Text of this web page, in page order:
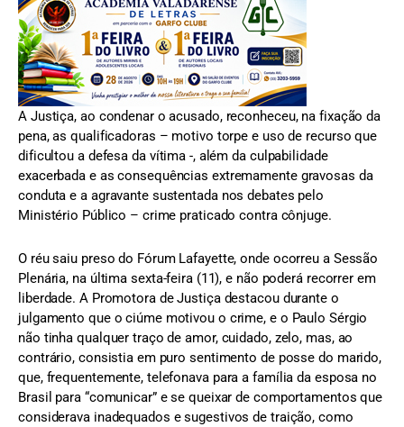
A Justiça, ao condenar o acusado, reconheceu, na fixação da
pena, as qualificadoras – motivo torpe e uso de recurso que
dificultou a defesa da vítima -, além da culpabilidade
exacerbada e as consequências extremamente gravosas da
conduta e a agravante sustentada nos debates pelo
Ministério Público – crime praticado contra cônjuge.
O réu saiu preso do Fórum Lafayette, onde ocorreu a Sessão
Plenária, na última sexta-feira (11), e não poderá recorrer em
liberdade. A Promotora de Justiça destacou durante o
julgamento que o ciúme motivou o crime, e o Paulo Sérgio
não tinha qualquer traço de amor, cuidado, zelo, mas, ao
contrário, consistia em puro sentimento de posse do marido,
que, frequentemente, telefonava para a família da esposa no
Brasil para “comunicar” e se queixar de comportamentos que
considerava inadequados e sugestivos de traição, como